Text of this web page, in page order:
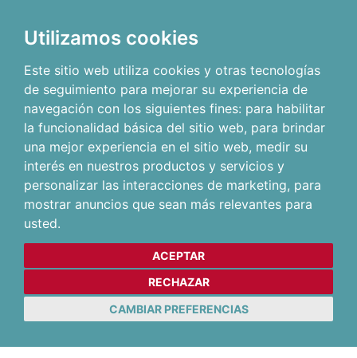
Utilizamos cookies
Este sitio web utiliza cookies y otras tecnologías
de seguimiento para mejorar su experiencia de
navegación con los siguientes fines: para habilitar
la funcionalidad básica del sitio web, para brindar
una mejor experiencia en el sitio web, medir su
interés en nuestros productos y servicios y
personalizar las interacciones de marketing, para
mostrar anuncios que sean más relevantes para
usted.
ACEPTAR
RECHAZAR
CAMBIAR PREFERENCIAS